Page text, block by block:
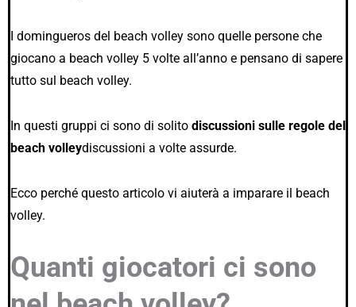
I domingueros del beach volley sono quelle persone che
giocano a beach volley 5 volte all’anno e pensano di sapere
tutto sul beach volley.
In questi gruppi ci sono di solito discussioni sulle regole del
beach volleydiscussioni a volte assurde.
Ecco perché questo articolo vi aiuterà a imparare il beach
volley.
Quanti giocatori ci sono